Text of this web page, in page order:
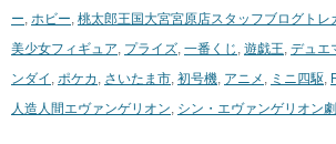
ー, ホビー, 桃太郎王国大宮宮原店スタッフブログ トレ
美少女フィギュア, プライズ, 一番くじ , 遊戯王, デュエ
ンダイ , ポケカ , さいたま市, 初号機, アニメ , ミニ四駆,
人造人間エヴァンゲリオン, シン・エヴァンゲリオン